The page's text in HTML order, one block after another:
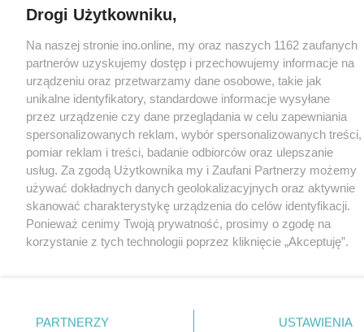
Drogi Użytkowniku,
Na naszej stronie ino.online, my oraz naszych 1162 zaufanych
partnerów uzyskujemy dostęp i przechowujemy informacje na
urządzeniu oraz przetwarzamy dane osobowe, takie jak
unikalne identyfikatory, standardowe informacje wysyłane
przez urządzenie czy dane przeglądania w celu zapewniania
spersonalizowanych reklam, wybór spersonalizowanych treści,
pomiar reklam i treści, badanie odbiorców oraz ulepszanie
usług. Za zgodą Użytkownika my i Zaufani Partnerzy możemy
używać dokładnych danych geolokalizacyjnych oraz aktywnie
skanować charakterystykę urządzenia do celów identyfikacji.
Ponieważ cenimy Twoją prywatność, prosimy o zgodę na
korzystanie z tych technologii poprzez kliknięcie „Akceptuję”.
nie wymagają zgody użytkownika, ale masz prawo sprzeciwić
PARTNERZY USTAWIENIA